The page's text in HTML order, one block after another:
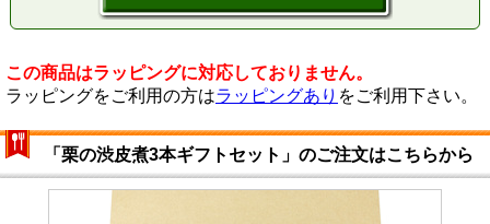
この商品はラッピングに対応しておりません。
ラッピングをご利用の方はラッピングあり をご利用下さい。
「栗の渋皮煮3本ギフトセット」のご注文はこちらから